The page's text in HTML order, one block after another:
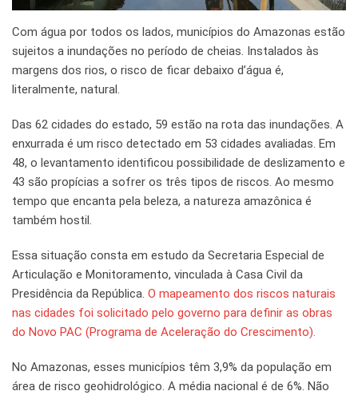
Com água por todos os lados, municípios do Amazonas estão
sujeitos a inundações no período de cheias. Instalados às
margens dos rios, o risco de ficar debaixo d’água é,
literalmente, natural.
Das 62 cidades do estado, 59 estão na rota das inundações. A
enxurrada é um risco detectado em 53 cidades avaliadas. Em
48, o levantamento identificou possibilidade de deslizamento e
43 são propícias a sofrer os três tipos de riscos. Ao mesmo
tempo que encanta pela beleza, a natureza amazônica é
também hostil.
Essa situação consta em estudo da Secretaria Especial de
Articulação e Monitoramento, vinculada à Casa Civil da
Presidência da República. O mapeamento dos riscos naturais
nas cidades foi solicitado pelo governo para definir as obras
do Novo PAC (Programa de Aceleração do Crescimento).
No Amazonas, esses municípios têm 3,9% da população em
área de risco geohidrológico. A média nacional é de 6%. Não